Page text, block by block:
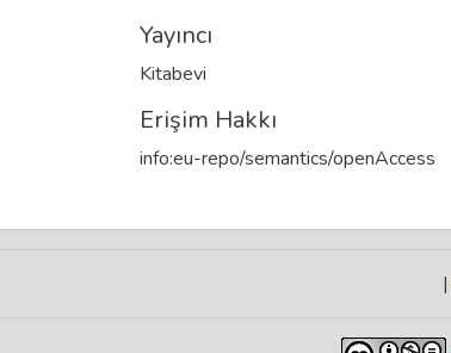
Yayıncı
Kitabevi
Erişim Hakkı
info:eu-repo/semantics/openAccess
|